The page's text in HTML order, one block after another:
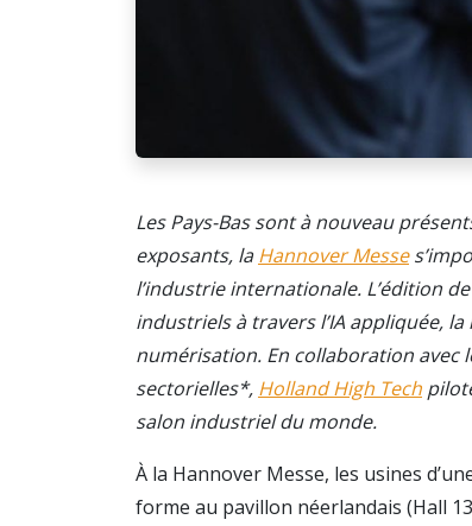
Les Pays-Bas sont à nouveau
exposants, laHannover Messe
l’industrie internationale. L’édition
industriels à travers l’IA appliquée,
numérisation. En collaboration avec
sectorielles*, Holland High Tech
salon industriel du monde.
À la Hannover Messe, les usines
forme au pavillon néerlandais (Hall